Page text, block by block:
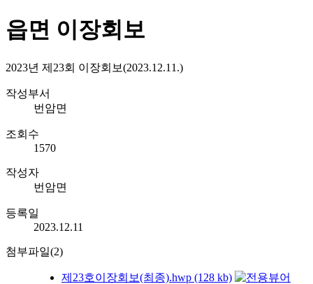
읍면 이장회보
2023년 제23회 이장회보(2023.12.11.)
작성부서
번암면
조회수
1570
작성자
번암면
등록일
2023.12.11
첨부파일(2)
제23호이장회보(최종).hwp (128 kb)